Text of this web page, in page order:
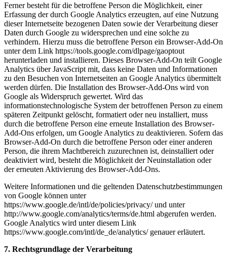
Ferner besteht für die betroffene Person die Möglichkeit, einer
Erfassung der durch Google Analytics erzeugten, auf eine Nutzung
dieser Internetseite bezogenen Daten sowie der Verarbeitung dieser
Daten durch Google zu widersprechen und eine solche zu
verhindern. Hierzu muss die betroffene Person ein Browser-Add-On
unter dem Link https://tools.google.com/dlpage/gaoptout
herunterladen und installieren. Dieses Browser-Add-On teilt Google
Analytics über JavaScript mit, dass keine Daten und Informationen
zu den Besuchen von Internetseiten an Google Analytics übermittelt
werden dürfen. Die Installation des Browser-Add-Ons wird von
Google als Widerspruch gewertet. Wird das
informationstechnologische System der betroffenen Person zu einem
späteren Zeitpunkt gelöscht, formatiert oder neu installiert, muss
durch die betroffene Person eine erneute Installation des Browser-
Add-Ons erfolgen, um Google Analytics zu deaktivieren. Sofern das
Browser-Add-On durch die betroffene Person oder einer anderen
Person, die ihrem Machtbereich zuzurechnen ist, deinstalliert oder
deaktiviert wird, besteht die Möglichkeit der Neuinstallation oder
der erneuten Aktivierung des Browser-Add-Ons.
Weitere Informationen und die geltenden Datenschutzbestimmungen
von Google können unter
https://www.google.de/intl/de/policies/privacy/ und unter
http://www.google.com/analytics/terms/de.html abgerufen werden.
Google Analytics wird unter diesem Link
https://www.google.com/intl/de_de/analytics/ genauer erläutert.
7. Rechtsgrundlage der Verarbeitung